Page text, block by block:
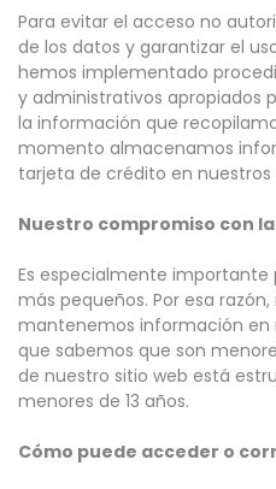
Para evitar el acceso no
de los datos y garantizar el
hemos implementado
y administrativos apropiados
la información que
momento almacenamos
tarjeta de crédito en nuestros
Nuestro compromiso con
Es especialmente importante
más pequeños. Por esa
mantenemos información en
que sabemos que son
de nuestro sitio web está
menores de 13 años.
Cómo puede acceder o